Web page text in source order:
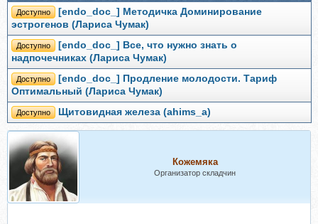
Доступно
[endo_doc_] Методичка Доминирование
эстрогенов (Лариса Чумак)
Доступно
[endo_doc_] Все, что нужно знать о
надпочечниках (Лариса Чумак)
Доступно
[endo_doc_] Продление молодости. Тариф
Оптимальный (Лариса Чумак)
Доступно Щитовидная железа (ahims_a)
Кожемяка
Организатор складчин